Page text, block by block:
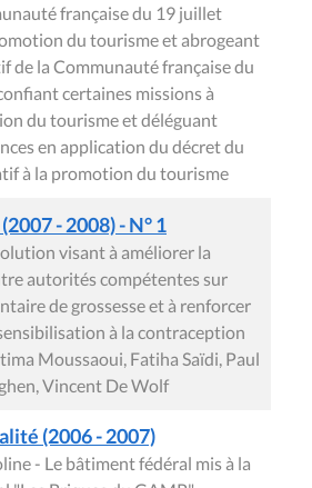
française du 19 juillet
du tourisme et abrogeant
de la Communauté française du
certaines missions à
du tourisme et déléguant
en application du décret du
à la promotion du tourisme
- 2008) - N° 1
visant à améliorer la
autorités compétentes sur
de grossesse et à renforcer
à la contraception
Moussaoui, Fatiha Saïdi, Paul
Vincent De Wolf
(2006 - 2007)
- Le bâtiment fédéral mis à la